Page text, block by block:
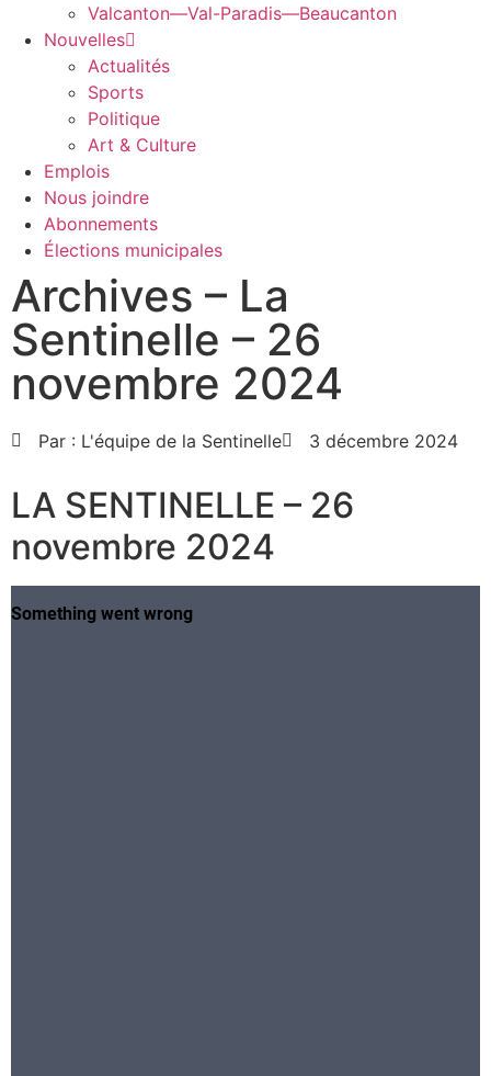
Valcanton—Val-Paradis—Beaucanton
Nouvelles
Actualités
Sports
Politique
Art & Culture
Emplois
Nous joindre
Abonnements
Élections municipales
Archives – La
Sentinelle – 26
novembre 2024
Par : L'équipe de la Sentinelle 3 décembre 2024
LA SENTINELLE – 26
novembre 2024